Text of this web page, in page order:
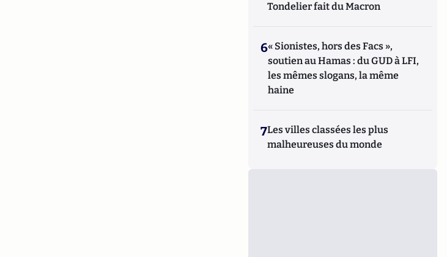
Tondelier fait du Macron
6« Sionistes, hors des Facs »,
soutien au Hamas : du GUD à LFI,
les mêmes slogans, la même
haine
7Les villes classées les plus
malheureuses du monde